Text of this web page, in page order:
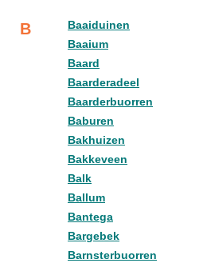
B
Baaiduinen
Baaium
Baard
Baarderadeel
Baarderbuorren
Baburen
Bakhuizen
Bakkeveen
Balk
Ballum
Bantega
Bargebek
Barnsterbuorren